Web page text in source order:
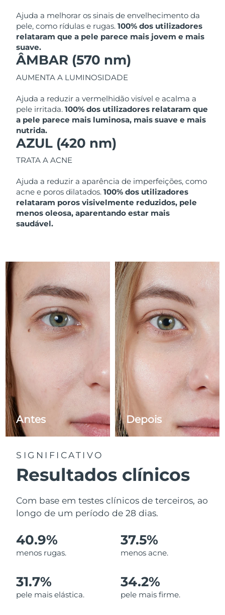
Ajuda a melhorar os sinais de envelhecimento da
pele, como rídulas e rugas.100% dos utilizadores
relataram que a pele parece mais jovem e mais
suave.
ÂMBAR (570 nm)
AUMENTA A LUMINOSIDADE
Ajuda a reduzir a vermelhidão visível e acalma a
pele irritada.100% dos utilizadores relataram que
a pele parece mais luminosa, mais suave e mais
nutrida.
AZUL (420 nm)
TRATA A ACNE
Ajuda a reduzir a aparência de imperfeições, como
acne e poros dilatados.100% dos utilizadores
relataram poros visivelmente reduzidos, pele
menos oleosa, aparentando estar mais
saudável.
Antes Depois
SIGNIFICATIVO
Resultados clínicos
Com base em testes clínicos de terceiros, ao
longo de um período de 28 dias.
40.9%
menos rugas.
37.5%
menos acne.
31.7%
pele mais elástica.
34.2%
pele mais firme.
Reino Unido Entrega prevista8/12/26
Estados Unidos
Uzbequistão
Vietnã Entrega prevista8/18/26